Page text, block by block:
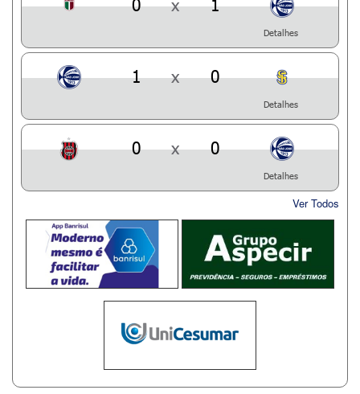
0 x 1
Detalhes
1 x 0
Detalhes
0 x 0
Detalhes
Ver Todos